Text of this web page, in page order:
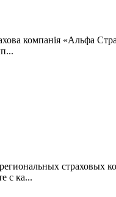
компанія «Альфа
страховых
с ка...